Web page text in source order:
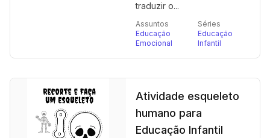
traduzir o...
Assuntos
Educação
Emocional
Séries
Educação
Infantil
Atividade esqueleto
humano para
Educação Infantil